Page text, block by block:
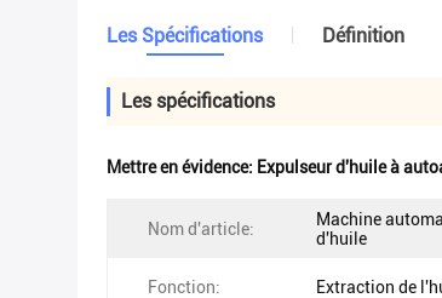
Les Spécifications Définition
Les spécifications
Mettre en évidence: Expulseur d'huile à
Nom d'article:
Machine
d'huile
Fonction: Extraction de